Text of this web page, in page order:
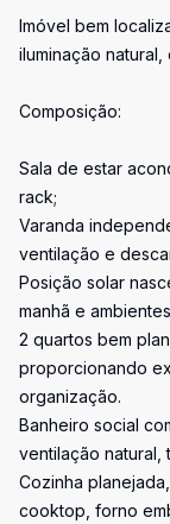
Imóvel bem
iluminação
Composição:
Sala de estar
rack;
Varanda
ventilação e
Posição solar
manhã e
2 quartos bem
proporcionando
organização.
Banheiro social
ventilação natural,
Cozinha
cooktop, forno